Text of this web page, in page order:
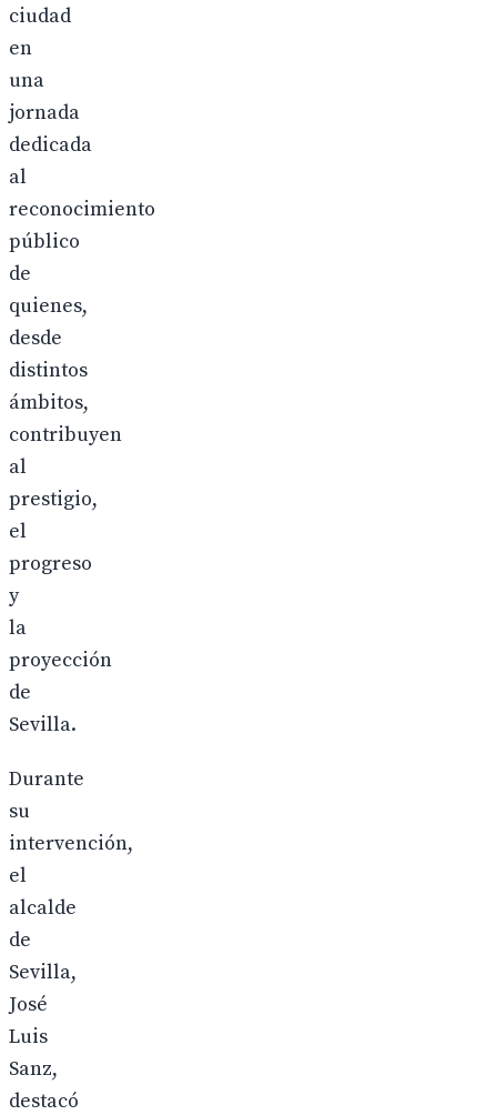
ciudad
en
una
jornada
dedicada
al
reconocimiento
público
de
quienes,
desde
distintos
ámbitos,
contribuyen
al
prestigio,
el
progreso
y
la
proyección
de
Sevilla.
Durante
su
intervención,
el
alcalde
de
Sevilla,
José
Luis
Sanz,
destacó